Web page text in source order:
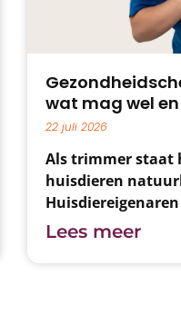
wat mag wel
22 juli 2026
Als trimmer staat
huisdieren
voor een
Lees meer